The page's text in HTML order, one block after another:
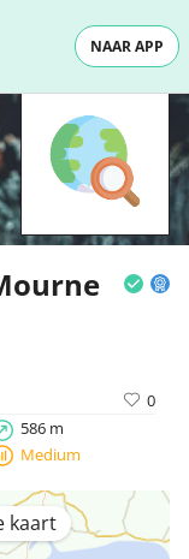
NAAR APP
0
586 m
Medium
kaart